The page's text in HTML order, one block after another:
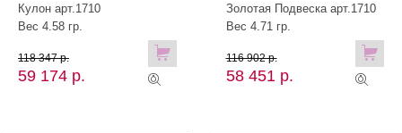
Кулон арт.1710
Вес 4.58 гр.
59 174 р.
118 347 р.
Золотая Подвеска арт.1710
Вес 4.71 гр.
58 451 р.
116 902 р.